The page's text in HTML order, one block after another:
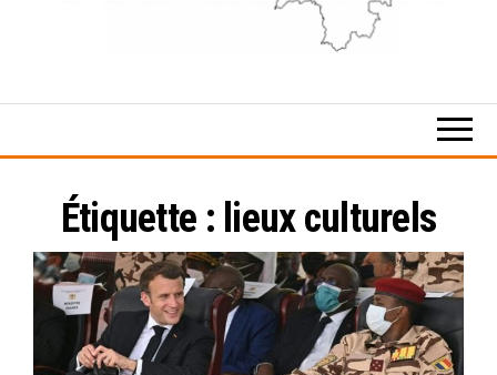
Étiquette : lieux culturels